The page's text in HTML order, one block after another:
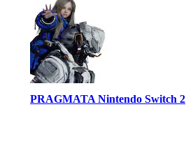
PRAGMATA Nintendo Switch 2